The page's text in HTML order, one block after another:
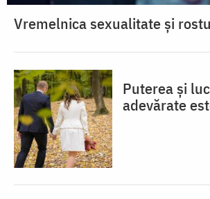
Vremelnica sexualitate și
Puterea și
adevărate